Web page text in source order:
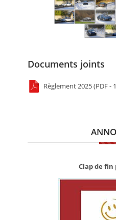
Documents joints
Règlement 2025 (PDF -
Clap de fin